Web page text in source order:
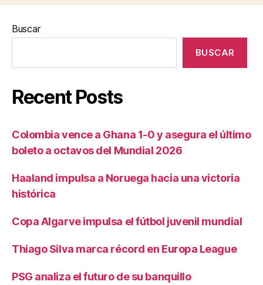
Buscar
BUSCAR
Recent Posts
Colombia vence a Ghana 1-0 y asegura el último
boleto a octavos del Mundial 2026
Haaland impulsa a Noruega hacia una victoria
histórica
Copa Algarve impulsa el fútbol juvenil mundial
Thiago Silva marca récord en Europa League
PSG analiza el futuro de su banquillo